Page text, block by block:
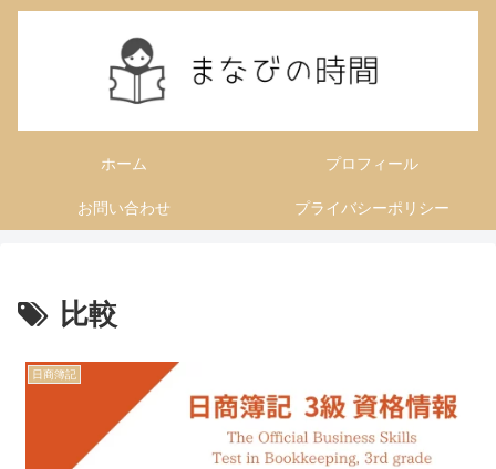
ホーム プロフィール
お問い合わせ プライバシーポリシー
比較
日商簿記